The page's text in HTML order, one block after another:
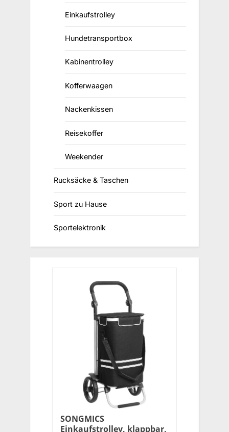
Einkaufstrolley
Hundetransportbox
Kabinentrolley
Kofferwaagen
Nackenkissen
Reisekoffer
Weekender
Rucksäcke & Taschen
Sport zu Hause
Sportelektronik
SONGMICS
Einkaufstrolley, klappbar,